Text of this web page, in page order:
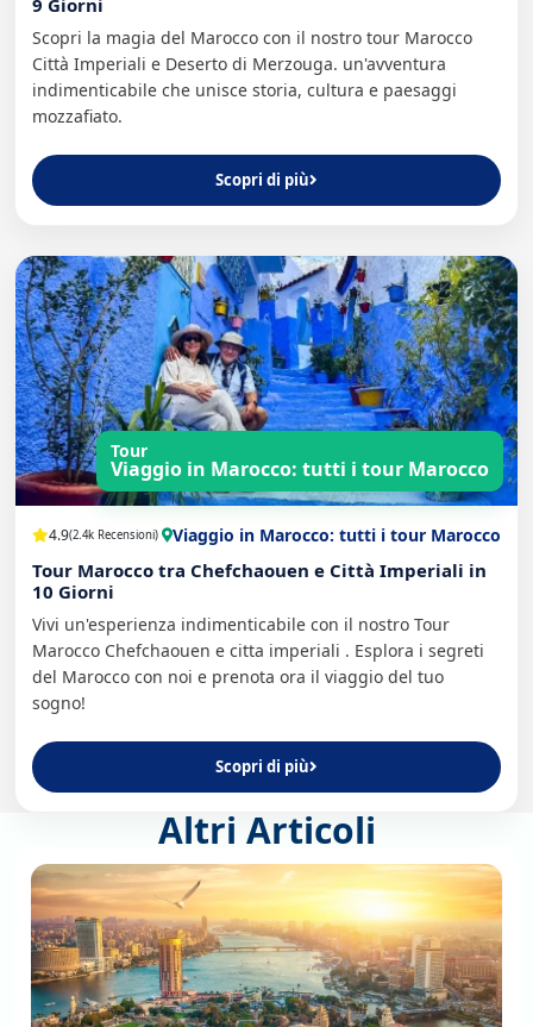
9 Giorni
Scopri la magia del Marocco con il nostro tour Marocco
Città Imperiali e Deserto di Merzouga. un'avventura
indimenticabile che unisce storia, cultura e paesaggi
mozzafiato.
Scopri di più
Tour
Viaggio in Marocco: tutti i tour Marocco
4.9(2.4k Recensioni) Viaggio in Marocco: tutti i tour Marocco
Tour Marocco tra Chefchaouen e Città Imperiali in
10 Giorni
Vivi un'esperienza indimenticabile con il nostro Tour
Marocco Chefchaouen e citta imperiali . Esplora i segreti
del Marocco con noi e prenota ora il viaggio del tuo
sogno!
Scopri di più
Altri Articoli